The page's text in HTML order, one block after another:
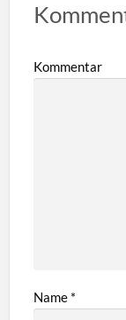
Kommentar
Name *